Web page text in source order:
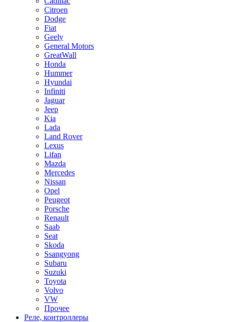
Citroen
Dodge
Fiat
Geely
General Motors
GreatWall
Honda
Hummer
Hyundai
Infiniti
Jaguar
Jeep
Kia
Lada
Land Rover
Lexus
Lifan
Mazda
Mercedes
Nissan
Opel
Peugeot
Porsche
Renault
Saab
Seat
Skoda
Ssangyong
Subaru
Suzuki
Toyota
Volvo
VW
Прочее
Реле, контроллеры